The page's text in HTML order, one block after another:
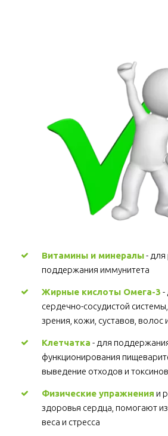
Витамины и минералы - для
поддержания иммунитета
Жирные кислоты Омега-3 -
сердечно-сосудистой
зрения, кожи, суставов,
Клетчатка - для
функционирования
выведение отходов и токсинов
Физические упражнения и
здоровья сердца, помогают
веса и стресса